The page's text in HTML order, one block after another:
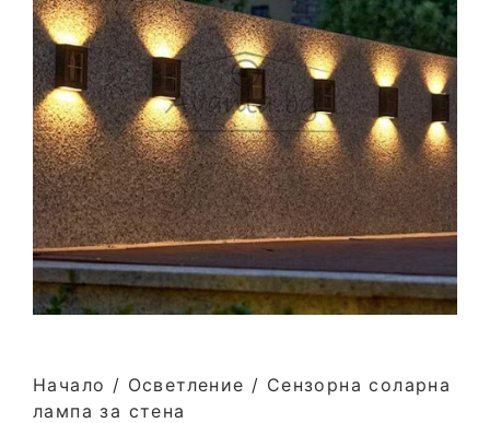
Начало / Осветление / Сензорна соларна
лампа за стена